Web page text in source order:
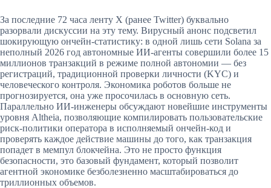
За последние 72 часа ленту X (ранее Twitter) буквально
разорвали дискуссии на эту тему. Вирусный анонс подсветил
шокирующую ончейн-статистику: в одной лишь сети Solana за
неполный 2026 год автономные ИИ-агенты совершили более 15
миллионов транзакций в режиме полной автономии — без
регистраций, традиционной проверки личности (KYC) и
человеческого контроля. Экономика роботов больше не
прогнозируется, она уже просочилась в основную сеть.
Параллельно ИИ-инженеры обсуждают новейшие инструменты
уровня Altheia, позволяющие компилировать пользовательские
риск-политики оператора в исполняемый ончейн-код и
проверять каждое действие машины до того, как транзакция
попадет в мемпул блокчейна. Это не просто функция
безопасности, это базовый фундамент, который позволит
агентной экономике безболезненно масштабироваться до
триллионных объемов.